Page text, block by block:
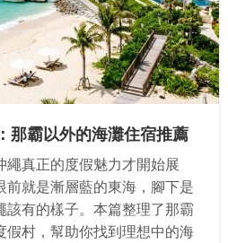
那霸以外的海灘住宿推薦
繩真正的度假魅力才開始展
前就是漸層藍的東海，腳下是
該有的樣子。本篇整理了那霸
假村，幫助你找到理想中的海